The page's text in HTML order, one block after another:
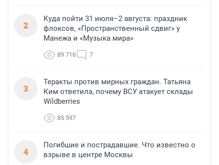
2
Куда пойти 31 июля–2 августа: праздник
флоксов, «Пространственный сдвиг» у
Манежа и «Музыка мира»
89 716 7
3
Теракты против мирных граждан. Татьяна
Ким ответила, почему ВСУ атакует склады
Wildberries
85 597
4
Погибшие и пострадавшие. Что известно о
взрыве в центре Москвы